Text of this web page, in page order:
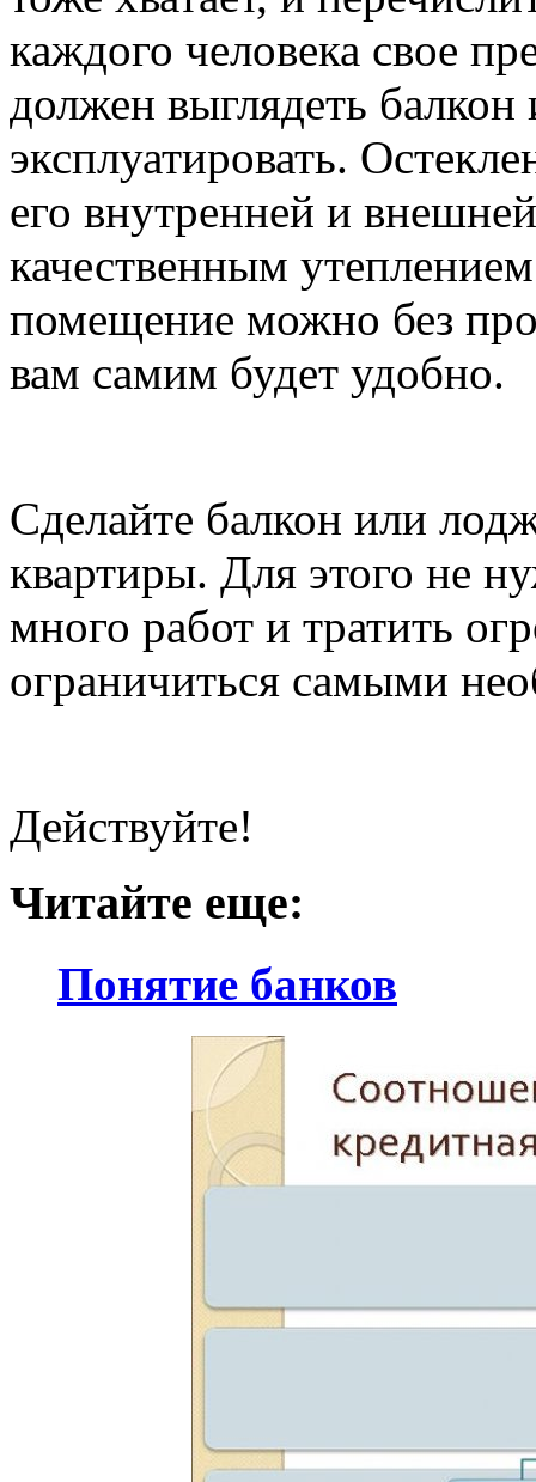
каждого человека свое
должен выглядеть
эксплуатировать.
его внутренней и
качественным
помещение можно без
вам самим будет удобно.
Сделайте балкон или
квартиры. Для этого не
много работ и тратить
ограничиться самыми
Действуйте!
Читайте еще:
Понятие банков